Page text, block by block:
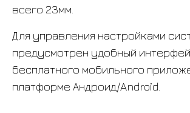
всего 23мм.
Для управления настройками
предусмотрен удобный
бесплатного мобильного
платформе Андроид/Android.